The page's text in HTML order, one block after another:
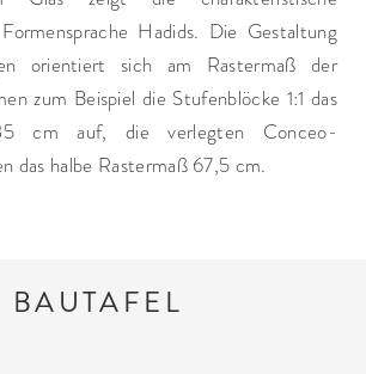
Hadids. Die Gestaltung
orientiert sich am Rastermaß der
zum Beispiel die Stufenblöcke 1:1 das
cm auf, die verlegten Conceo-
das halbe Rastermaß 67,5 cm.
BAUTAFEL